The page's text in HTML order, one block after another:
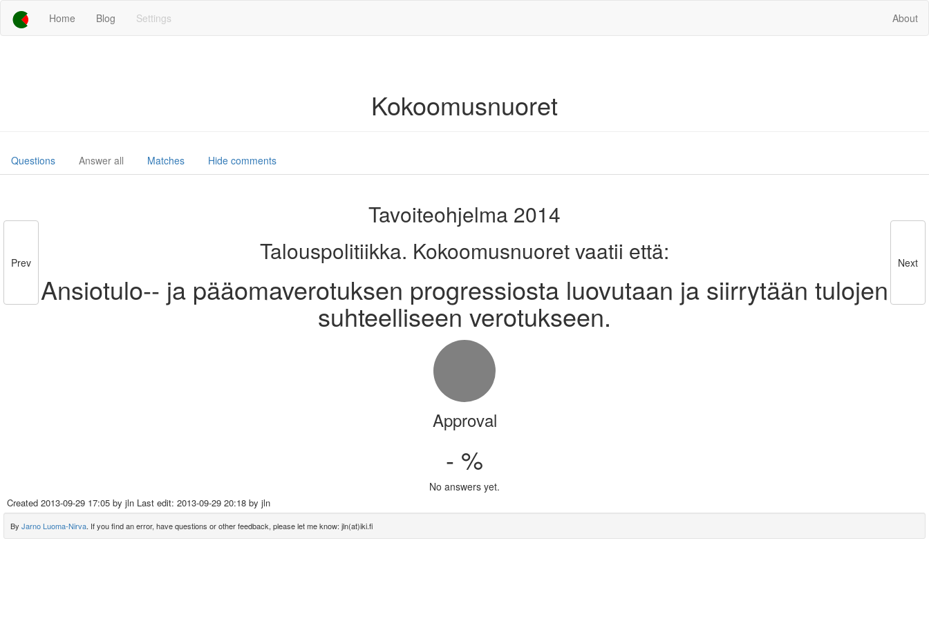
Home Blog Settings About
Kokoomusnuoret
Questions Answer all Matches Hide comments
Prev
Tavoiteohjelma 2014
Talouspolitiikka. Kokoomusnuoret vaatii että:
Ansiotulo-­‐ ja pääomaverotuksen progressiosta luovutaan ja siirrytään tulojen
suhteelliseen verotukseen.
Next
Approval
- %
No answers yet.
Created 2013-09-29 17:05 by jln Last edit: 2013-09-29 20:18 by jln
By Jarno Luoma-Nirva. If you find an error, have questions or other feedback, please let me know: jln(at)iki.fi